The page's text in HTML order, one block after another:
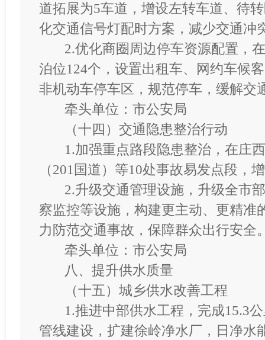
道拓展为5车道，增设左转车道、待
化交通信号灯配时方案，减少交通冲
2.优化商圈周边停车资源配置，
泊位124个，设置出租车、网约车候
非机动车停车区，规范停车，缓解交
牵头单位：市公安局
（十四）交通隐患整治行动
1.加强重点路段隐患整治，在庄
（201国道）等10处事故易发点段，
2.升级交通管理设施，升级全市
察监控等设施，构建更主动、更精准
力防范交通事故，保障群众出行安全
牵头单位：市公安局
八、提升供水质量
（十五）城乡供水改善工程
1.推进中部供水工程，完成15.3
管线建设，扩建徐岭净水厂，日净水